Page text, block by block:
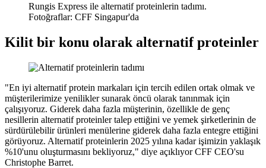
Rungis Express ile alternatif proteinlerin tadımı.
Fotoğraflar: CFF Singapur'da
Kilit bir konu olarak alternatif proteinler
"En iyi alternatif protein markaları için tercih edilen ortak olmak ve
müşterilerimize yenilikler sunarak öncü olarak tanınmak için
çalışıyoruz. Giderek daha fazla müşterinin, özellikle de genç
nesillerin alternatif proteinler talep ettiğini ve yemek şirketlerinin de
sürdürülebilir ürünleri menülerine giderek daha fazla entegre ettiğini
görüyoruz. Alternatif proteinlerin 2025 yılına kadar işimizin yaklaşık
%10'unu oluşturmasını bekliyoruz," diye açıklıyor CFF CEO'su
Christophe Barret.